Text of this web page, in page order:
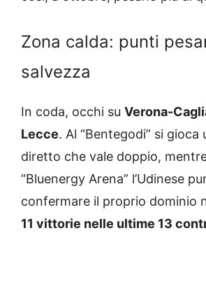
Zona calda: punti
salvezza
In coda, occhi su Verona-
Lecce. Al “Bentegodi” si
diretto che vale doppio,
“Bluenergy Arena” l’Udinese
confermare il proprio dominio
11 vittorie nelle ultime 13